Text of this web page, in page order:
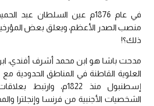
في عام 1876م عين السلطان
منصب الصدر الأعظم، ويعلق بعض
ذلك؟!
مدحت باشا هو ابن محمد أشرف أفندي،
العلوية القاطنة في المناطق الحدودية مع
إسطنبول منذ 1822م،
الشخصيات الأجنبية من فرنسا وإنجلترا